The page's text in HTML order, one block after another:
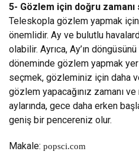
5- Gözlem için doğru zamanı
Teleskopla gözlem yapmak
önemlidir. Ay ve bulutlu
olabilir. Ayrıca, Ay’ın
döneminde gözlem yapmak
seçmek, gözleminiz için daha
gözlem yapacağınız zamanı
aylarında, gece daha erken
geniş bir pencereniz olur.
Makale: popsci.com